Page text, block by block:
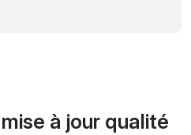
à jour qualité